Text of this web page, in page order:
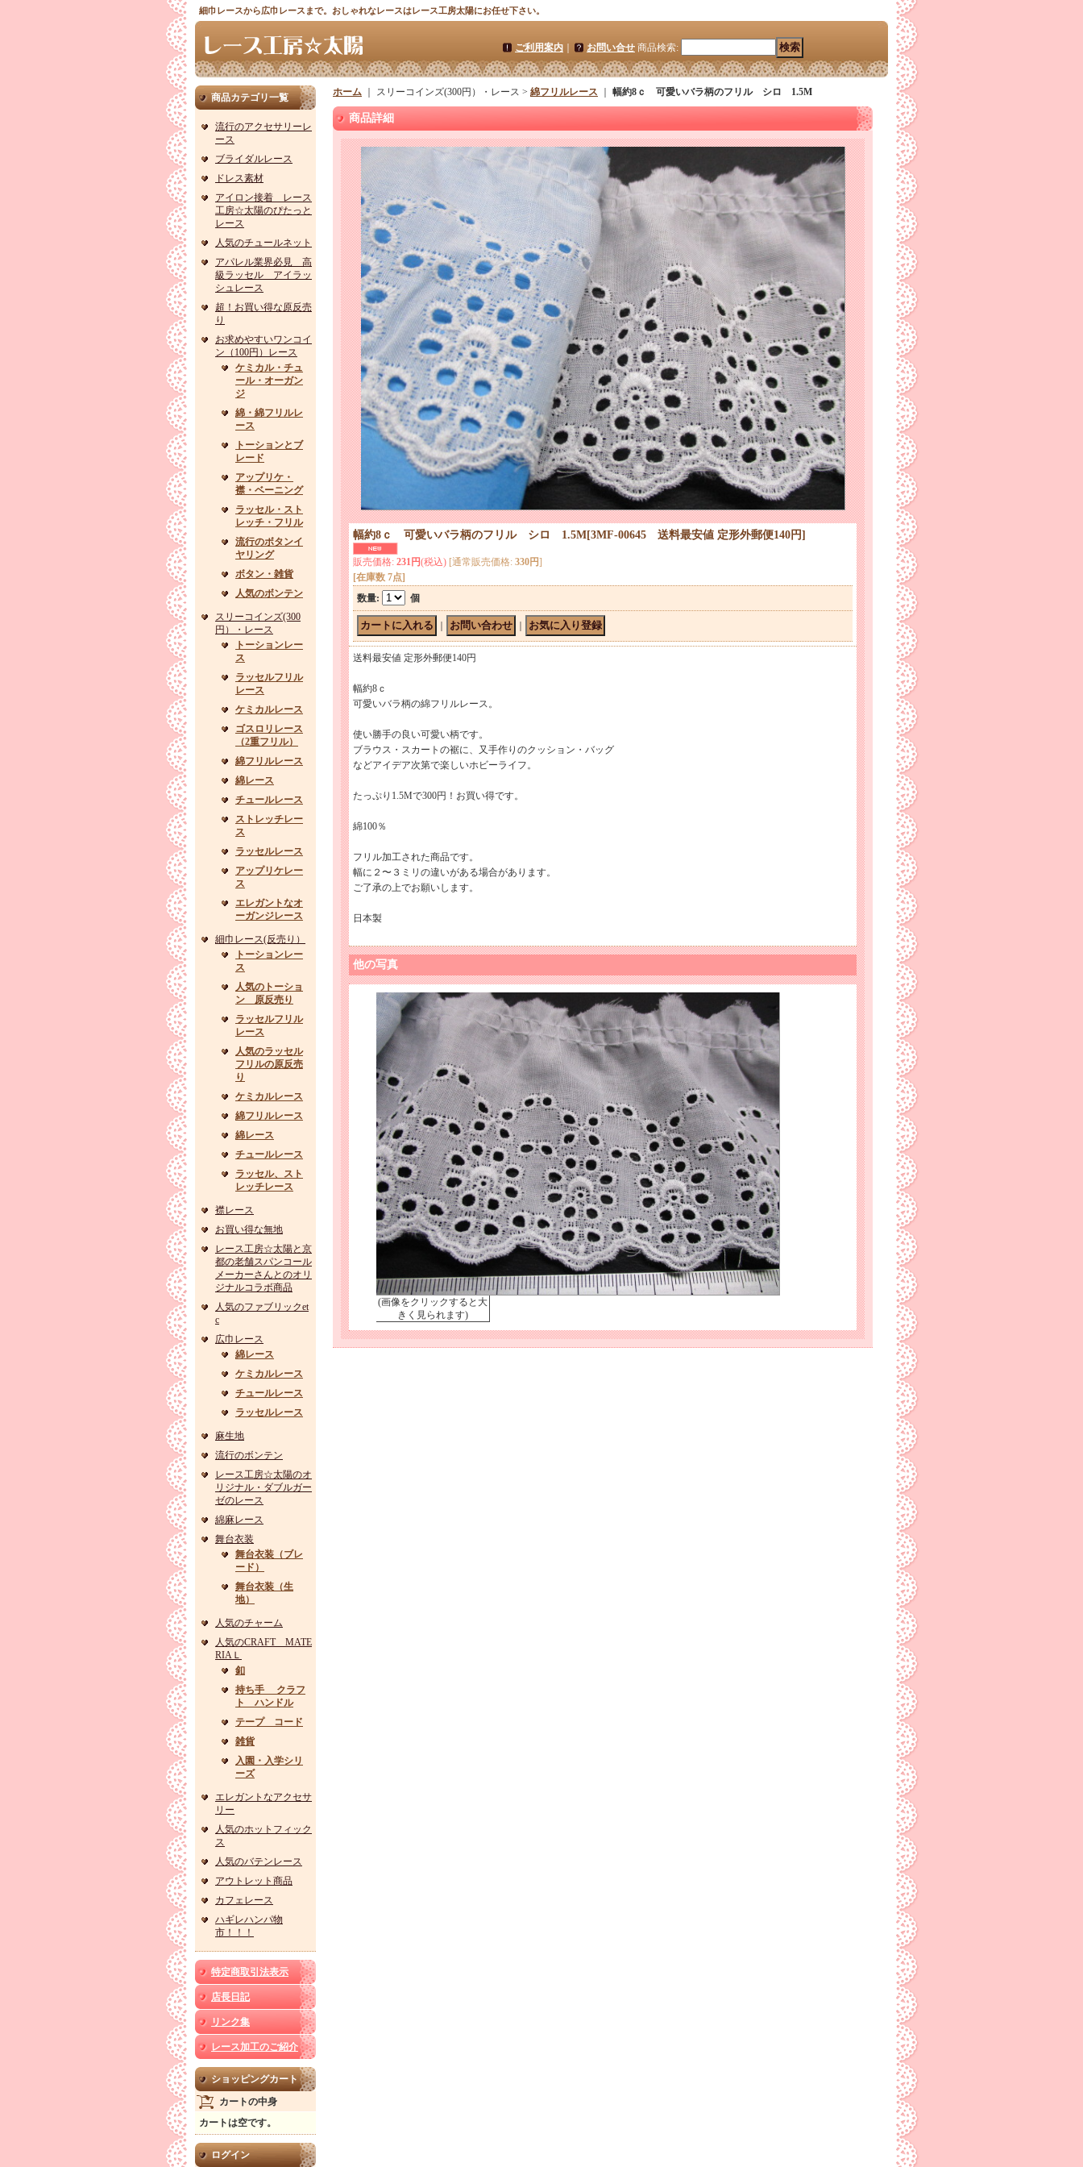
細巾レースから広巾レースまで。おしゃれなレースはレース工房太陽にお任せ下さい。
ご利用案内 お問い合せ 商品検索:
商品カテゴリ一覧
流行のアクセサリーレ
ース
ブライダルレース
ドレス素材
アイロン接着 レース
工房☆太陽のぴたっと
レース
人気のチュールネット
アパレル業界必見 高
級ラッセル アイラッ
シュレース
超！お買い得な原反売
り
お求めやすいワンコイ
ン（100円）レース
ケミカル・チュ
ール・オーガン
ジ
綿・綿フリルレ
ース
トーションとブ
レード
アップリケ・
襟・ベーニング
ラッセル・スト
レッチ・フリル
流行のボタンイ
ヤリング
ボタン・雑貨
人気のボンテン
スリーコインズ(300
円）・レース
トーションレー
ス
ラッセルフリル
レース
ケミカルレース
ゴスロリレース
（2重フリル）
綿フリルレース
綿レース
チュールレース
ストレッチレー
ス
ラッセルレース
アップリケレー
ス
エレガントなオ
ーガンジレース
細巾レース(反売り）
トーションレー
ス
人気のトーショ
ン 原反売り
ラッセルフリル
レース
人気のラッセル
フリルの原反売
り
ケミカルレース
綿フリルレース
綿レース
チュールレース
ラッセル、スト
レッチレース
襟レース
お買い得な無地
レース工房☆太陽と京
都の老舗スパンコール
メーカーさんとのオリ
ジナルコラボ商品
人気のファブリックet
c
広巾レース
綿レース
ケミカルレース
チュールレース
ラッセルレース
麻生地
流行のボンテン
レース工房☆太陽のオ
リジナル・ダブルガー
ゼのレース
綿麻レース
舞台衣装
舞台衣装（ブレ
ード）
舞台衣装（生
地）
人気のチャーム
人気のCRAFT MATE
RIAＬ
釦
持ち手 クラフ
ト ハンドル
テープ コード
雑貨
入園・入学シリ
ーズ
エレガントなアクセサ
リー
人気のホットフィック
ス
人気のバテンレース
アウトレット商品
カフェレース
ハギレハンパ物
市！！！
特定商取引法表示
店長日記
リンク集
レース加工のご紹介
ショッピングカート
カートの中身
カートは空です。
ログイン
ホーム ｜ スリーコインズ(300円）・レース > 綿フリルレース 幅約8ｃ 可愛いバラ柄のフリル シロ 1.5M
商品詳細
幅約8ｃ 可愛いバラ柄のフリル シロ 1.5M[3MF-00645 送料最安値 定形外郵便140円]
販売価格: 231円(税込) [通常販売価格: 330円]
[在庫数 7点]
数量: 個
送料最安値 定形外郵便140円
幅約8ｃ
可愛いバラ柄の綿フリルレース。
使い勝手の良い可愛い柄です。
ブラウス・スカートの裾に、又手作りのクッション・バッグ
などアイデア次第で楽しいホビーライフ。
たっぷり1.5Mで300円！お買い得です。
綿100％
フリル加工された商品です。
幅に２〜３ミリの違いがある場合があります。
ご了承の上でお願いします。
日本製
他の写真
(画像をクリックすると大
きく見られます)